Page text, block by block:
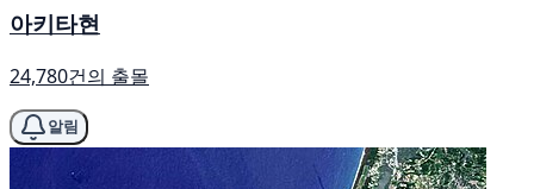
아키타현
24,780건의 출몰
알림